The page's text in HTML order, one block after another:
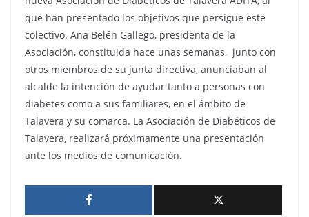
que han presentado los objetivos que persigue este
colectivo. Ana Belén Gallego, presidenta de la
Asociación, constituida hace unas semanas, junto con
otros miembros de su junta directiva, anunciaban al
alcalde la intención de ayudar tanto a personas con
diabetes como a sus familiares, en el ámbito de
Talavera y su comarca. La Asociación de Diabéticos de
Talavera, realizará próximamente una presentación
ante los medios de comunicación.